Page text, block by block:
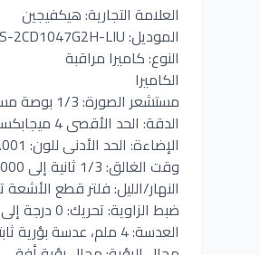
العلامة التجارية: هيكفيجين
الموديل: DS-2CD1047G2H-LIU
النوع: كاميرا مراقبة
الكاميرا
مستشعر الصورة: 1/3 بوصة مسح مستمر CMOS
الدقة: الحد الأقصى 4 ميجابكسل، 2560 × 1440
الإضاءة: الحد الأدنى للون: 0.001 لوكس @ (F1.0، AGC ON)
وقت الغالق: 1/3 ثانية إلى 1/100000 ثانية
النهار/الليل: فلتر قطع
ضبط الزاوية: تحريك: 0 درجة إلى 360 درجة، إمالة: 0 درجة إلى 90 درجة، دوران: 0 درجة إلى 360 درجة
العدسة: 4 ملم، عدسة بؤرية ثابتة